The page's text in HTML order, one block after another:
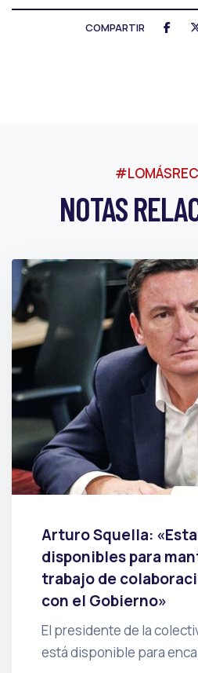
COMPARTIR
NOTAS
Arturo Squella:
disponibles para
trabajo de
con el Gobierno»
El presidente de la
está disponible para